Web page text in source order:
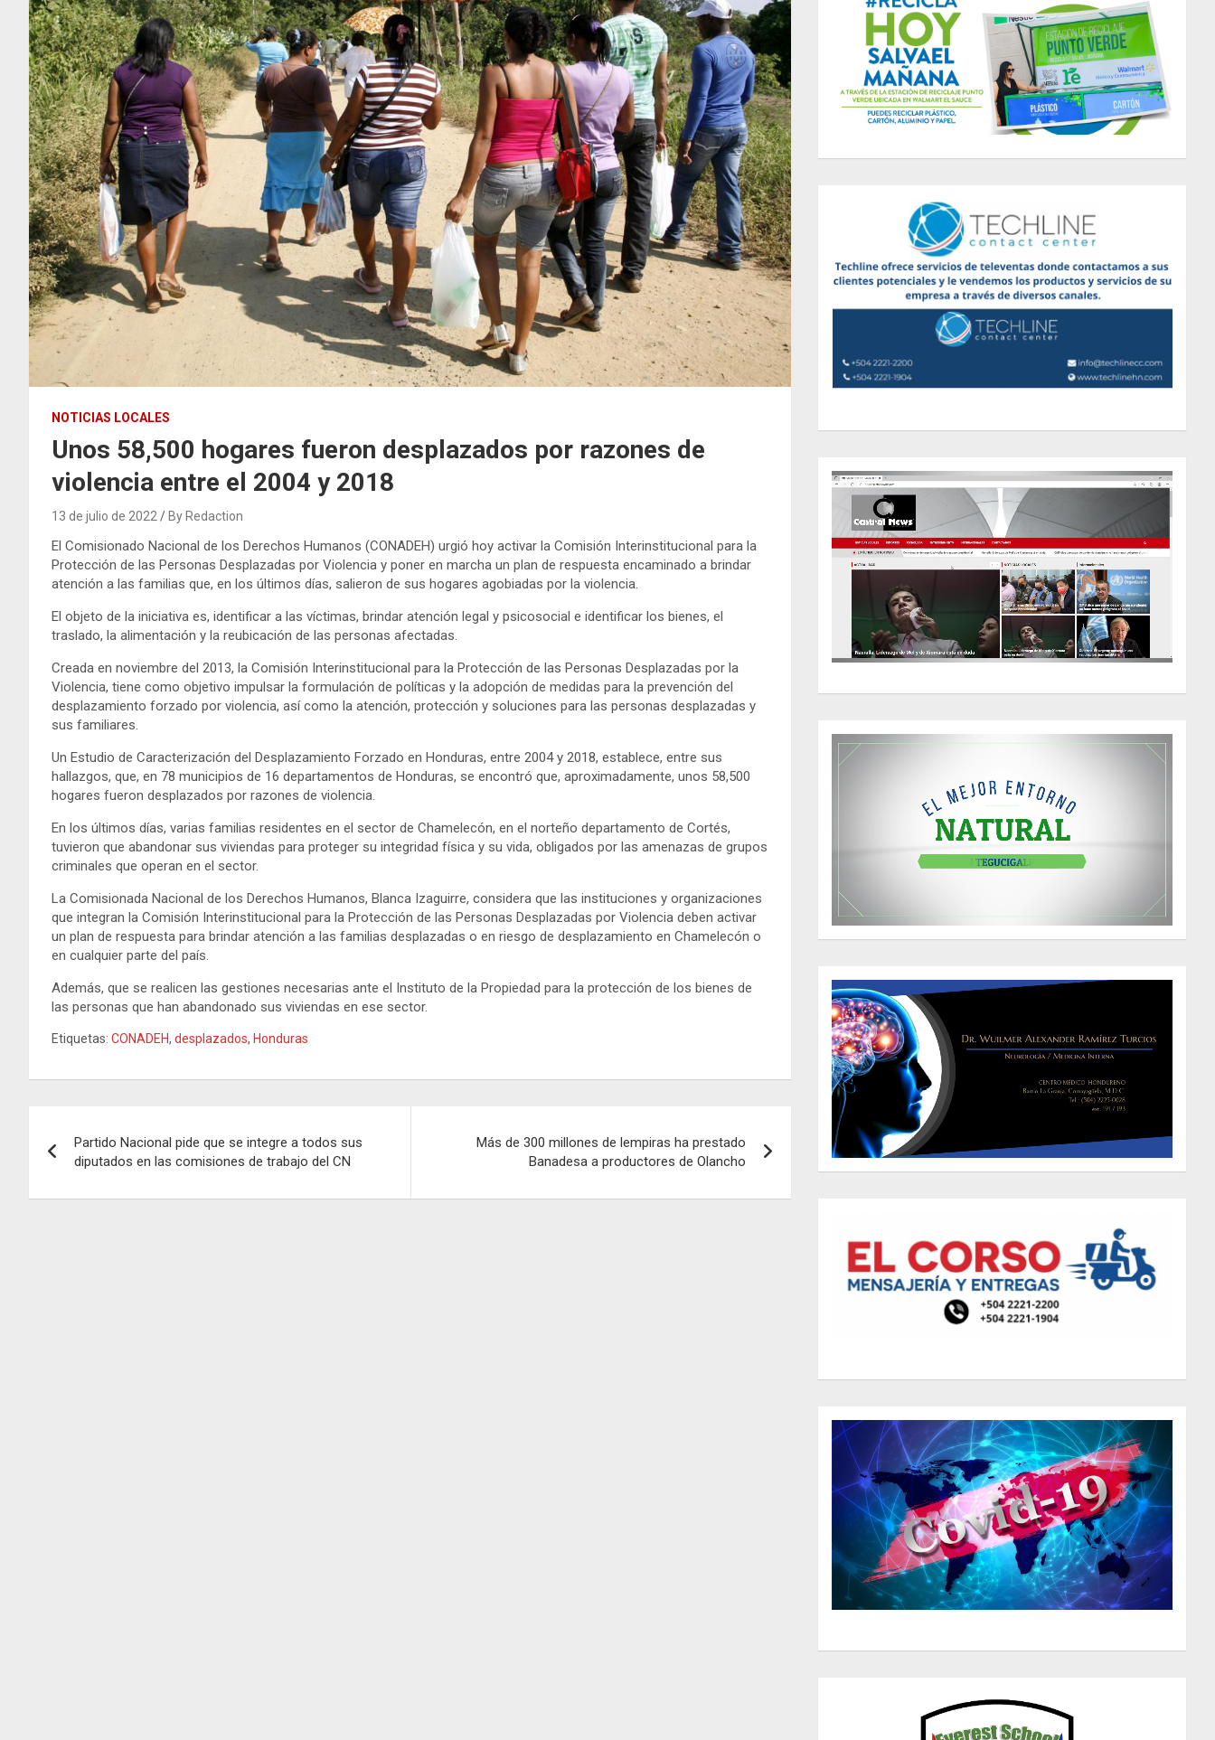
NOTICIAS LOCALES
Unos 58,500 hogares fueron desplazados por razones de
violencia entre el 2004 y 2018
13 de julio de 2022 By Redaction
El Comisionado Nacional de los Derechos Humanos (CONADEH) urgió hoy activar la Comisión Interinstitucional para la
Protección de las Personas Desplazadas por Violencia y poner en marcha un plan de respuesta encaminado a brindar
atención a las familias que, en los últimos días, salieron de sus hogares agobiadas por la violencia.
El objeto de la iniciativa es, identificar a las víctimas, brindar atención legal y psicosocial e identificar los bienes, el
traslado, la alimentación y la reubicación de las personas afectadas.
Creada en noviembre del 2013, la Comisión Interinstitucional para la Protección de las Personas Desplazadas por la
Violencia, tiene como objetivo impulsar la formulación de políticas y la adopción de medidas para la prevención del
desplazamiento forzado por violencia, así como la atención, protección y soluciones para las personas desplazadas y
sus familiares.
Un Estudio de Caracterización del Desplazamiento Forzado en Honduras, entre 2004 y 2018, establece, entre sus
hallazgos, que, en 78 municipios de 16 departamentos de Honduras, se encontró que, aproximadamente, unos 58,500
hogares fueron desplazados por razones de violencia.
En los últimos días, varias familias residentes en el sector de Chamelecón, en el norteño departamento de Cortés,
tuvieron que abandonar sus viviendas para proteger su integridad física y su vida, obligados por las amenazas de grupos
criminales que operan en el sector.
La Comisionada Nacional de los Derechos Humanos, Blanca Izaguirre, considera que las instituciones y organizaciones
que integran la Comisión Interinstitucional para la Protección de las Personas Desplazadas por Violencia deben activar
un plan de respuesta para brindar atención a las familias desplazadas o en riesgo de desplazamiento en Chamelecón o
en cualquier parte del país.
Además, que se realicen las gestiones necesarias ante el Instituto de la Propiedad para la protección de los bienes de
las personas que han abandonado sus viviendas en ese sector.
Etiquetas: CONADEH, desplazados, Honduras
de
entradas
Partido Nacional pide que se integre a todos sus
diputados en las comisiones de trabajo del CN
Más de 300 millones de lempiras ha prestado
Banadesa a productores de Olancho